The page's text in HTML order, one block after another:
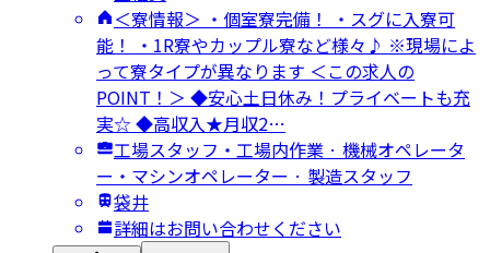
＜寮情報＞ ・個室寮完備！ ・スグに入寮可
能！ ・1R寮やカップル寮など様々♪ ※現場によ
って寮タイプが異なります ＜この求人の
POINT！＞ ◆安心土日休み！プライベートも充
実☆ ◆高収入★月収2…
工場スタッフ・工場内作業 · 機械オペレータ
ー・マシンオペレーター · 製造スタッフ
袋井
詳細はお問い合わせください